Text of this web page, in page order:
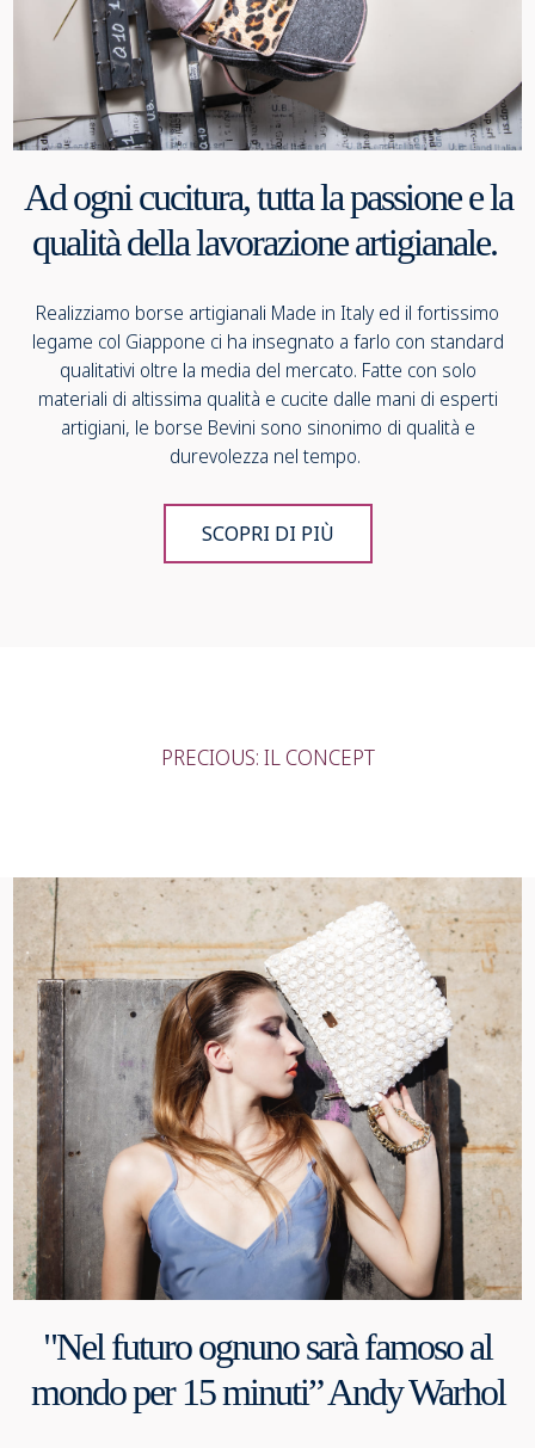
Ad ogni cucitura, tutta la passione e la
qualità della lavorazione artigianale.
Realizziamo borse artigianali Made in Italy ed il fortissimo
legame col Giappone ci ha insegnato a farlo con standard
qualitativi oltre la media del mercato. Fatte con solo
materiali di altissima qualità e cucite dalle mani di esperti
artigiani, le borse Bevini sono sinonimo di qualità e
durevolezza nel tempo.
SCOPRI DI PIÙ
PRECIOUS: IL CONCEPT
"Nel futuro ognuno sarà famoso al
mondo per 15 minuti” Andy Warhol